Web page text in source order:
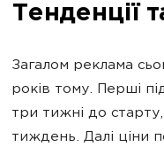
Тенденції
Загалом реклама
років тому. Перші
три тижні до
тиждень. Далі ціни